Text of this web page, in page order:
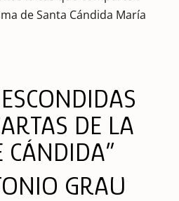
de Santa Cándida María
DE LA
CÁNDIDA”
GRAU